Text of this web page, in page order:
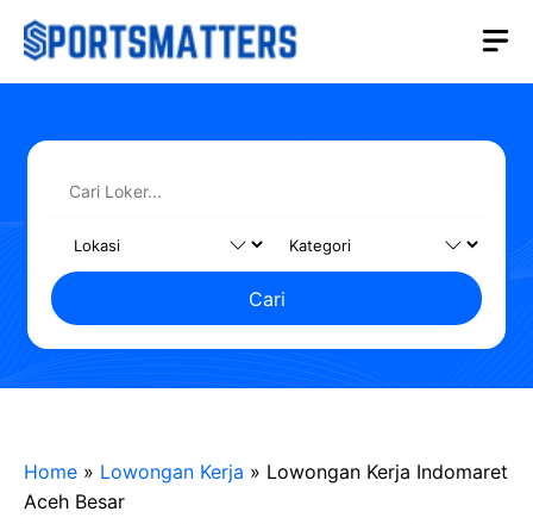
Langsung
Cari
Home » Lowongan Kerja » Lowongan Kerja Indomaret
Aceh Besar